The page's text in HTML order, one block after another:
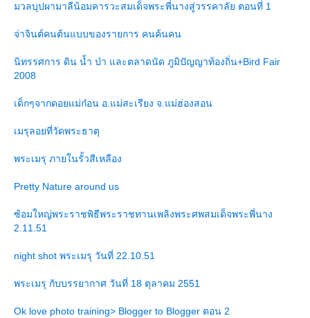
มวลบุปผามาลีน้อมคารวะสมเด็จพระพี่นางสู่วรรคาลัย ตอนที่ 1
จ่าจินต์คนต้นแบบของรายการ คนค้นคน
นิทรรศการ ดิน น้ำ ป่า และตลาดนัด ภูมิปัญญาท้องถิ่น+Bird Fair
2008
เด็กๆจากดอยแม่ก๋อน อ.แม่สะเรียง จ.แม่ฮ่องสอน
เมรุลอยที่วัดพระธาตุ
พระเมรุ ภายในรั้วสีเหลือง
Pretty Nature around us
ซ้อมใหญ่พระราชพิธีพระราชทานเพลิงพระศพสมเด็จพระพี่นาง
2.11.51
night shot พระเมรุ วันที่ 22.10.51
พระเมรุ กับบรรยากาศ วันที่ 18 ตุลาคม 2551
Ok love photo training> Blogger to Blogger ตอน 2